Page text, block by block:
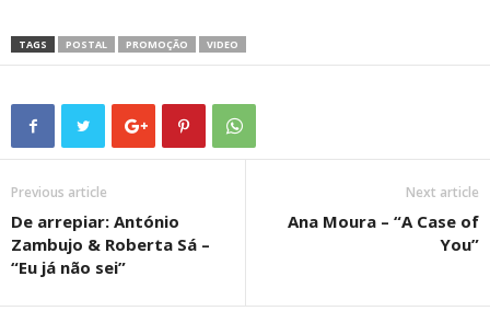
TAGS POSTAL PROMOÇÃO VIDEO
Previous article
De arrepiar: António
Zambujo & Roberta Sá –
“Eu já não sei”
Next article
Ana Moura – “A Case of
You”